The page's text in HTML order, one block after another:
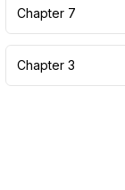
Chapter 7
Chapter 3